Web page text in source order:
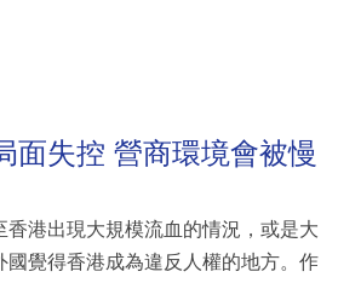
面失控 營商環境會被慢
香港出現大規模流血的情況，或是大
國覺得香港成為違反人權的地方。作